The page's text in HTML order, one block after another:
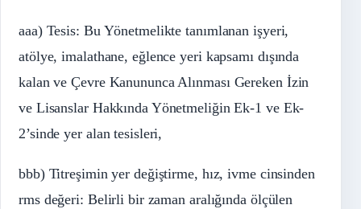
aaa) Tesis: Bu Yönetmelikte tanımlanan işyeri,
atölye, imalathane, eğlence yeri kapsamı dışında
kalan ve Çevre Kanununca Alınması Gereken İzin
ve Lisanslar Hakkında Yönetmeliğin Ek-1 ve Ek-
2’sinde yer alan tesisleri,
bbb) Titreşimin yer değiştirme, hız, ivme cinsinden
rms değeri: Belirli bir zaman aralığında ölçülen